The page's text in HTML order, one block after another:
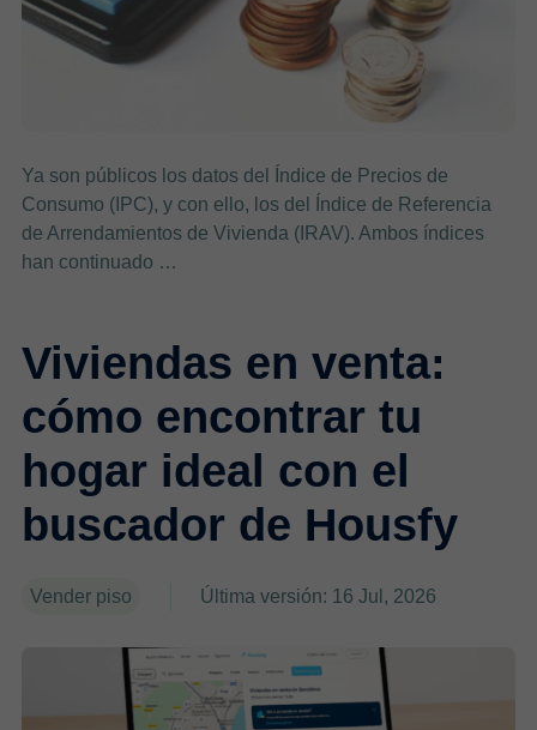
Ya son públicos los datos del Índice de Precios de
Consumo (IPC), y con ello, los del Índice de Referencia
de Arrendamientos de Vivienda (IRAV). Ambos índices
han continuado …
Viviendas en venta:
cómo encontrar tu
hogar ideal con el
buscador de Housfy
Vender piso Última versión: 16 Jul, 2026